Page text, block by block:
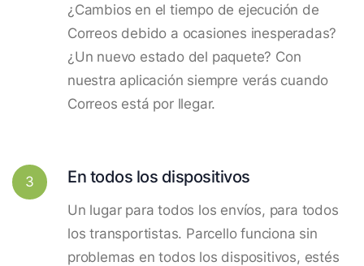
¿Cambios en el tiempo de ejecución de
Correos debido a ocasiones inesperadas?
¿Un nuevo estado del paquete? Con
nuestra aplicación siempre verás cuando
Correos está por llegar.
3 En todos los dispositivos
Un lugar para todos los envíos, para todos
los transportistas. Parcello funciona sin
problemas en todos los dispositivos, estés